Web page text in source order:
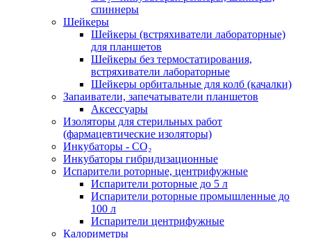
спиннеры
Шейкеры
Шейкеры (встряхиватели лабораторные)
для планшетов
Шейкеры без термостатирования,
встряхиватели лабораторные
Шейкеры орбитальные для колб (качалки)
Запаиватели, запечатыватели планшетов
Аксессуары
Изоляторы для стерильных работ
(фармацевтические изоляторы)
Инкубаторы - CO₂
Инкубаторы гибридизационные
Испарители роторные, центрифужные
Испарители роторные до 5 л
Испарители роторные промышленные до
100 л
Испарители центрифужные
Калориметры